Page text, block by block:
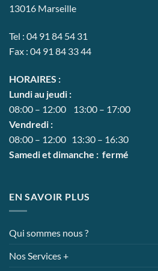
13016 Marseille
Tel : 04 91 84 54 31
Fax : 04 91 84 33 44
HORAIRES :
Lundi au jeudi :
08:00 – 12:00 13:00 – 17:00
Vendredi :
08:00 – 12:00 13:30 – 16:30
Samedi et dimanche : fermé
EN SAVOIR PLUS
Qui sommes nous ?
Nos Services +